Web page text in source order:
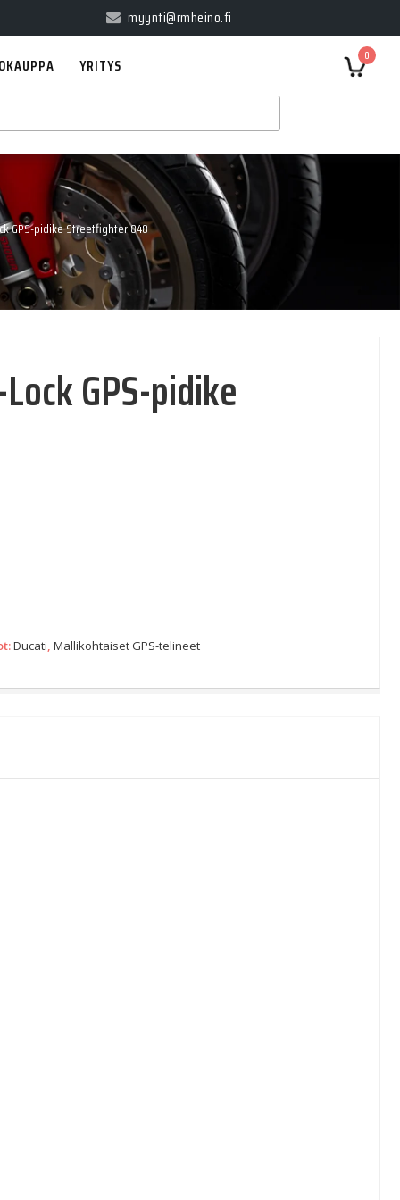
myynti@rmheino.fi
0
YRITYS
GPS-pidike Streetfighter 848
GPS-pidike
Ducati ,Mallikohtaiset GPS-telineet